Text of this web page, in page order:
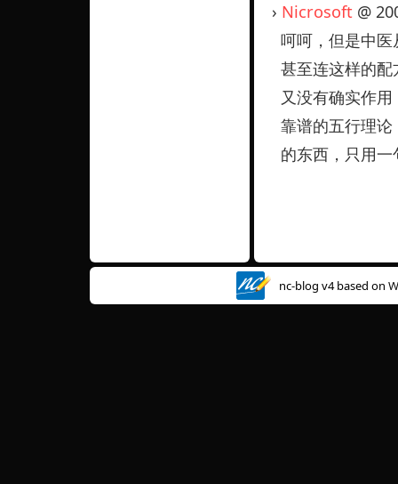
› Nicrosoft @
呵呵，但是中
甚至连这样的
又没有确实作
靠谱的五行理
的东西，只用一
nc-blog v4 based on